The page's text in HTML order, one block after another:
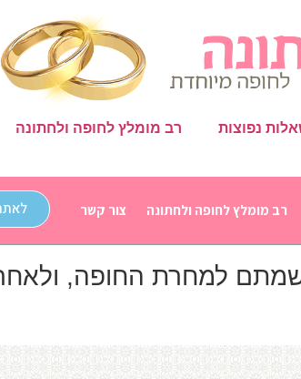
נפוצות רב מומלץ לחופה ולחתונה
רב מומלץ לחופה ולחתונה צור קשר
למחרת החופה,